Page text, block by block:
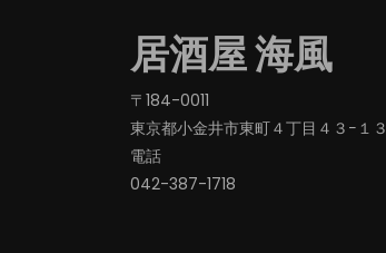
ビ
ゲ
ー
シ
ョ
居酒屋 海風
〒184-0011
東京都小金井市東町４丁目４３−１３
電話
042-387-1718‬